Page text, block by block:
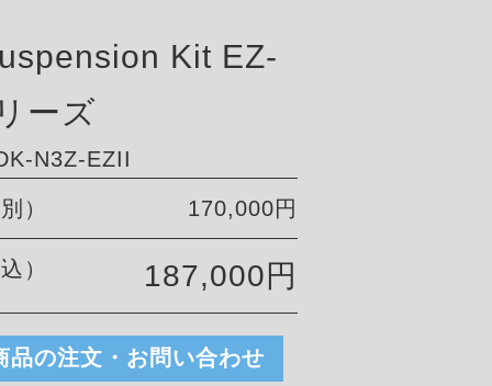
Kit EZ-
ーズ
N3Z-EZII
） 170,000円
） 187,000円
品の注文・お問い合わせ